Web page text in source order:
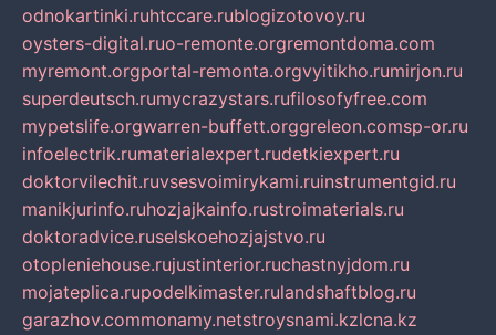
odnokartinki.ruhtccare.rublogizotovoy.ru
oysters-digital.ruo-remonte.orgremontdoma.com
myremont.orgportal-remonta.orgvyitikho.rumirjon.ru
superdeutsch.rumycrazystars.rufilosofyfree.com
mypetslife.orgwarren-buffett.orggreleon.comsp-or.ru
infoelectrik.rumaterialexpert.rudetkiexpert.ru
doktorvilechit.ruvsesvoimirykami.ruinstrumentgid.ru
manikjurinfo.ruhozjajkainfo.rustroimaterials.ru
doktoradvice.ruselskoehozjajstvo.ru
otopleniehouse.rujustinterior.ruchastnyjdom.ru
mojateplica.rupodelkimaster.rulandshaftblog.ru
garazhov.commonamy.netstroysnami.kzlcna.kz